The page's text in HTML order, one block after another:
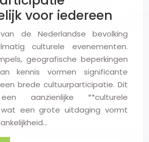
voor iedereen
de Nederlandse bevolking
culturele evenementen.
geografische beperkingen
kennis vormen significante
brede cultuurparticipatie. Dit
aanzienlijke **culturele
wat een grote uitdaging vormt